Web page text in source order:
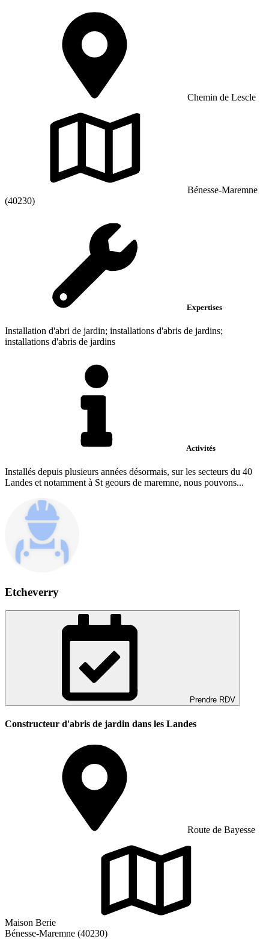
Chemin de Lescle
Bénesse-Maremne
(40230)
Expertises
Installation d'abri de jardin; installations d'abris de jardins;
installations d'abris de jardins
Activités
Installés depuis plusieurs années désormais, sur les secteurs du 40
Landes et notamment à St geours de maremne, nous pouvons...
Etcheverry
Prendre RDV
Constructeur d'abris de jardin dans les Landes
Route de Bayesse
Maison Berie
Bénesse-Maremne (40230)